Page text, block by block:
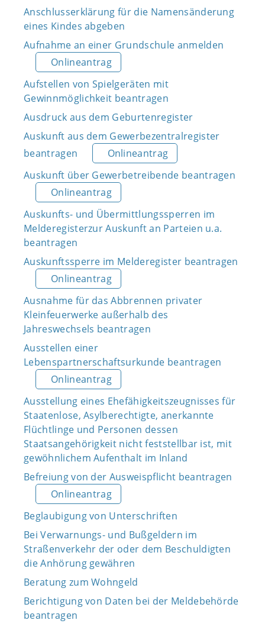
Anschlusserklärung für die Namensänderung
eines Kindes abgeben
Aufnahme an einer Grundschule anmelden
Onlineantrag
Aufstellen von Spielgeräten mit
Gewinnmöglichkeit beantragen
Ausdruck aus dem Geburtenregister
Auskunft aus dem Gewerbezentralregister
beantragen
Onlineantrag
Auskunft über Gewerbetreibende beantragen
Onlineantrag
Auskunfts- und Übermittlungssperren im
Melderegisterzur Auskunft an Parteien u.a.
beantragen
Auskunftssperre im Melderegister beantragen
Onlineantrag
Ausnahme für das Abbrennen privater
Kleinfeuerwerke außerhalb des
Jahreswechsels beantragen
Ausstellen einer
Lebenspartnerschaftsurkunde beantragen
Onlineantrag
Ausstellung eines Ehefähigkeitszeugnisses für
Staatenlose, Asylberechtigte, anerkannte
Flüchtlinge und Personen dessen
Staatsangehörigkeit nicht feststellbar ist, mit
gewöhnlichem Aufenthalt im Inland
Befreiung von der Ausweispflicht beantragen
Onlineantrag
Beglaubigung von Unterschriften
Bei Verwarnungs- und Bußgeldern im
Straßenverkehr der oder dem Beschuldigten
die Anhörung gewähren
Beratung zum Wohngeld
Berichtigung von Daten bei der Meldebehörde
beantragen